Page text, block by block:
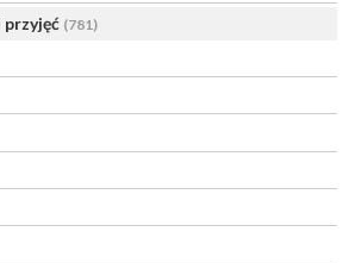
przyjęć (781)